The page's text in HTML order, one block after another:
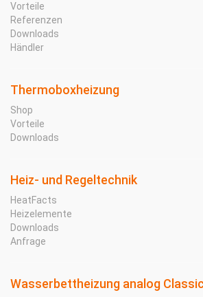
Vorteile
Referenzen
Downloads
Händler
Thermoboxheizung
Shop
Vorteile
Downloads
Heiz- und Regeltechnik
HeatFacts
Heizelemente
Downloads
Anfrage
Wasserbettheizung analog